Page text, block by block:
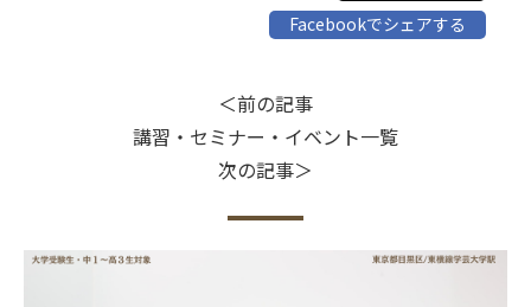
Facebookでシェアする
＜前の記事
講習・セミナー・イベント一覧
次の記事＞